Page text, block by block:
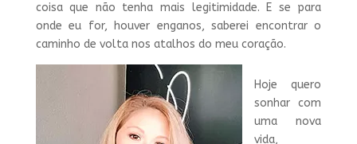
coisa que não tenha mais legitimidade. E se para
onde eu for, houver enganos, saberei encontrar o
caminho de volta nos atalhos do meu coração.
Hoje quero
sonhar com
uma nova
vida,